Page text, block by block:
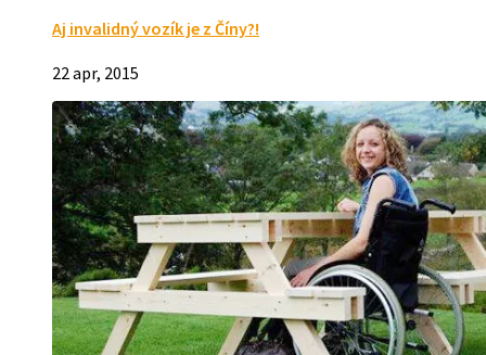
Aj invalidný vozík je z Číny?!
22 apr, 2015